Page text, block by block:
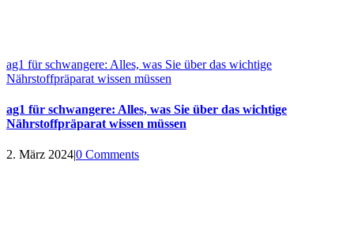
ag1 für schwangere: Alles, was Sie über das wichtige
Nährstoffpräparat wissen müssen
ag1 für schwangere: Alles, was Sie über das wichtige
Nährstoffpräparat wissen müssen
2. März 2024|0 Comments